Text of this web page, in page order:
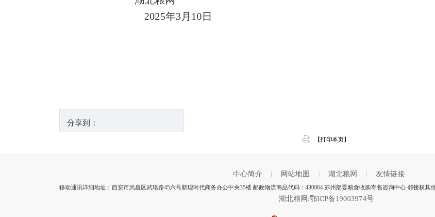
2025年3月10日
分享到：
【打印本页】
中心简介 网站地图 湖北粮网 友情链接
移动通讯详细地址：西安市武昌区武珞路45六号新现时代商务办公中央35楼 邮政物流商品代码：430064 苏州部委粮食收购寄售咨询中心 邻接权其
湖北粮网:鄂ICP备19003974号